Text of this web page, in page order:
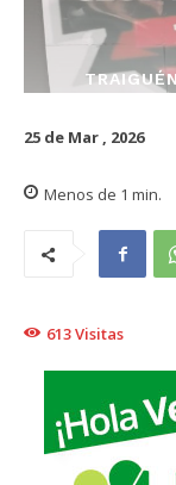
25 de Mar , 2026
Menos de 1 min.
613Visitas